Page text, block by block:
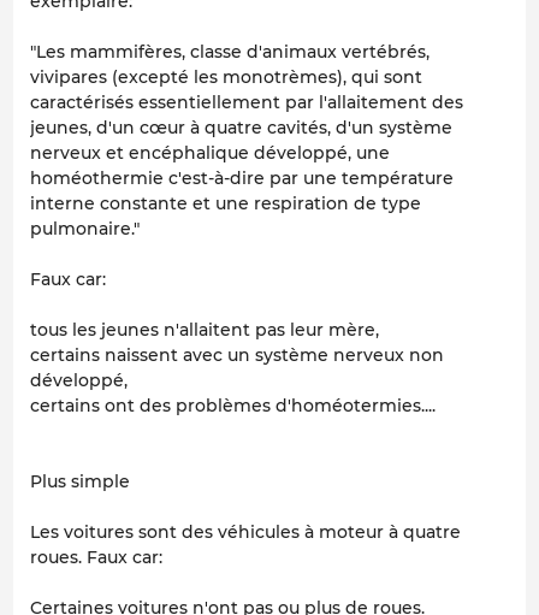
"Les mammifères, classe d'animaux vertébrés,
vivipares (excepté les monotrèmes), qui sont
caractérisés essentiellement par l'allaitement des
jeunes, d'un cœur à quatre cavités, d'un système
nerveux et encéphalique développé, une
homéothermie c'est-à-dire par une température
interne constante et une respiration de type
pulmonaire."
Faux car:
tous les jeunes n'allaitent pas leur mère,
certains naissent avec un système nerveux non
développé,
certains ont des problèmes d'homéotermies....
Plus simple
Les voitures sont des véhicules à moteur à quatre
roues. Faux car:
Certaines voitures n'ont pas ou plus de roues.